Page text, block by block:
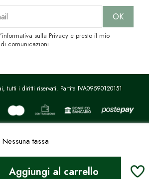
Nessuna tassa
Aggiungi al carrello
sulla Privacy e presto il mio
comunicazioni.
tutti i diritti riservati. Partita IVA09590120151
Privacy- Termini e condizioni
relative alla privacy